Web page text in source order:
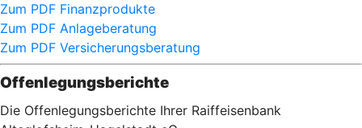
Zum PDF Finanzprodukte
Zum PDF Anlageberatung
Zum PDF Versicherungsberatung
Offenlegungsberichte
Die Offenlegungsberichte Ihrer Raiffeisenbank